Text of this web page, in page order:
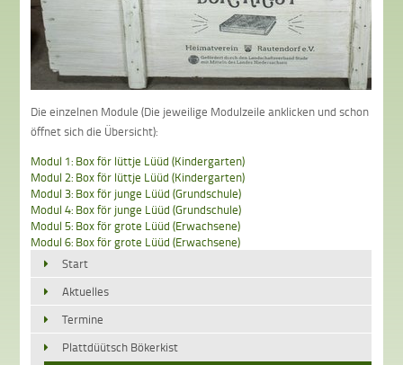
Die einzelnen Module (Die jeweilige Modulzeile anklicken und schon
öffnet sich die Übersicht):
Modul 1: Box för lüttje Lüüd (Kindergarten)
Modul 2: Box för lüttje Lüüd (Kindergarten)
Modul 3: Box för junge Lüüd (Grundschule)
Modul 4: Box för junge Lüüd (Grundschule)
Modul 5: Box för grote Lüüd (Erwachsene)
Modul 6: Box för grote Lüüd (Erwachsene)
Start
Aktuelles
Termine
Plattdüütsch Bökerkist